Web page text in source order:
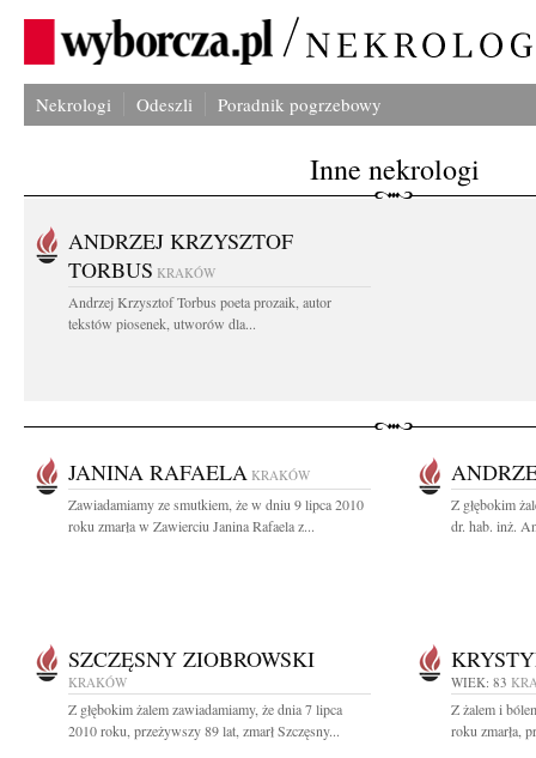
Nekrologi Odeszli Poradnik pogrzebowy
Inne nekrologi
ANDRZEJ KRZYSZTOF
TORBUS KRAKÓW
Andrzej Krzysztof Torbus poeta prozaik, autor
tekstów piosenek, utworów dla...
JANINA RAFAELA KRAKÓW
Zawiadamiamy ze smutkiem, że w dniu 9 lipca 2010
roku zmarła w Zawierciu Janina Rafaela z...
Z głębokim
dr. hab. inż.
SZCZĘSNY ZIOBROWSKI
KRAKÓW
Z głębokim żalem zawiadamiamy, że dnia 7 lipca
2010 roku, przeżywszy 89 lat, zmarł Szczęsny...
WIEK: 83
Z żalem i
roku zmarła,